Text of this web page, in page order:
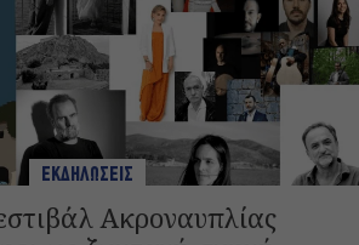
ΕΚΔΗΛΩΣΕΙΣ
Ακροναυπλίας